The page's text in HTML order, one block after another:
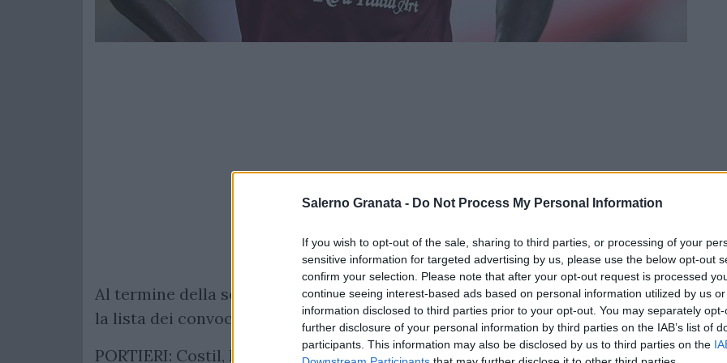
Salerno Granata - Do Not Process My Personal Information
If you wish to opt-out of the sale, sharing to third parties, or processing of your
sensitive information for targeted advertising by us, please use the below opt-out
confirm your selection. Please note that after your opt-out request is processed
continue seeing interest-based ads based on personal information utilized by us
information disclosed to third parties prior to your opt-out. You may separately
further disclosure of your personal information by third parties on the IAB’s list of
participants. This information may also be disclosed by us to third parties on the
Al termine della seduta di rifinitura il mister Stefano Colantuono ha diramato
la lista dei convocati per la gara tra Bologna e Salernitana.
PORTIERI: Costil, Fiorillo, Salvati;